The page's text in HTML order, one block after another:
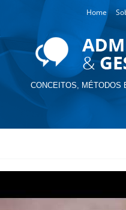
Home
CONCEITOS, MÉTODOS